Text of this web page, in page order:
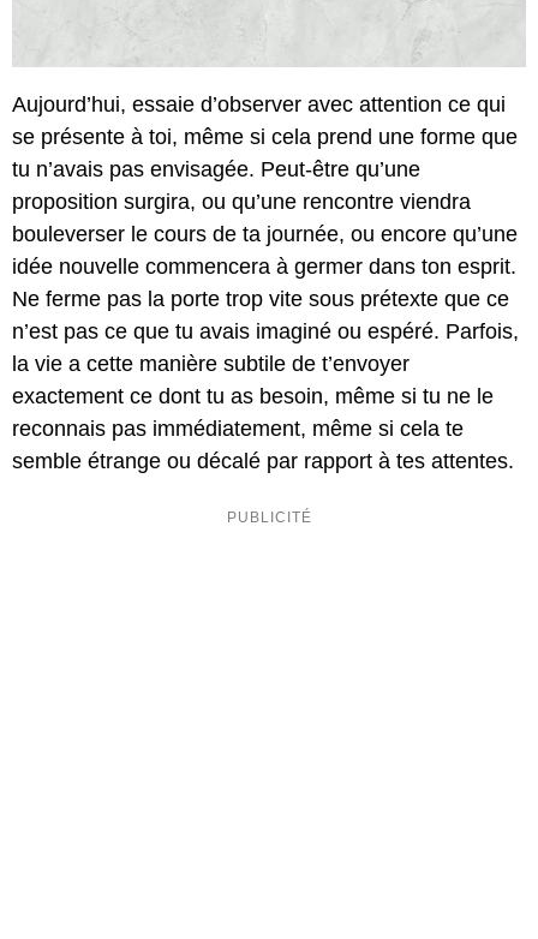
Aujourd’hui, essaie d’observer avec attention ce qui
se présente à toi, même si cela prend une forme que
tu n’avais pas envisagée. Peut-être qu’une
proposition surgira, ou qu’une rencontre viendra
bouleverser le cours de ta journée, ou encore qu’une
idée nouvelle commencera à germer dans ton esprit.
Ne ferme pas la porte trop vite sous prétexte que ce
n’est pas ce que tu avais imaginé ou espéré. Parfois,
la vie a cette manière subtile de t’envoyer
exactement ce dont tu as besoin, même si tu ne le
reconnais pas immédiatement, même si cela te
semble étrange ou décalé par rapport à tes attentes.